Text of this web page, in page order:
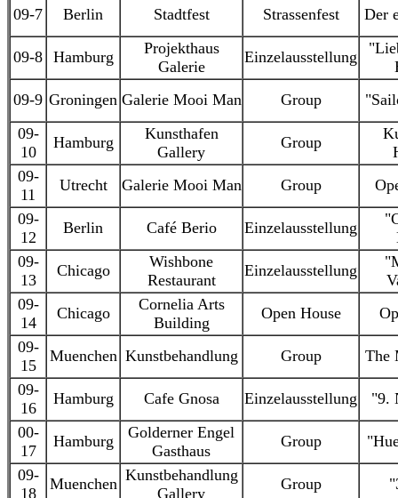
09-7 Berlin Stadtfest Strassenfest Der
09-8 Hamburg
Projekthaus
Galerie
Einzelausstellung
09-9 Groningen Galerie Mooi Man Group
09-
10
Hamburg
Kunsthafen
Gallery
Group
09-
11
Utrecht Galerie Mooi Man Group
09-
12
Berlin Café Berio Einzelausstellung
09-
13
Chicago
Wishbone
Restaurant
Einzelausstellung
09-
14
Chicago
Cornelia Arts
Building
Open House
09-
15
Muenchen Kunstbehandlung Group
The
09-
16
Hamburg Cafe Gnosa Einzelausstellung
"9.
00-
17
Hamburg
Golderner Engel
Gasthaus
Group
09-
18
Muenchen Kunstbehandlung
Gallery
Group